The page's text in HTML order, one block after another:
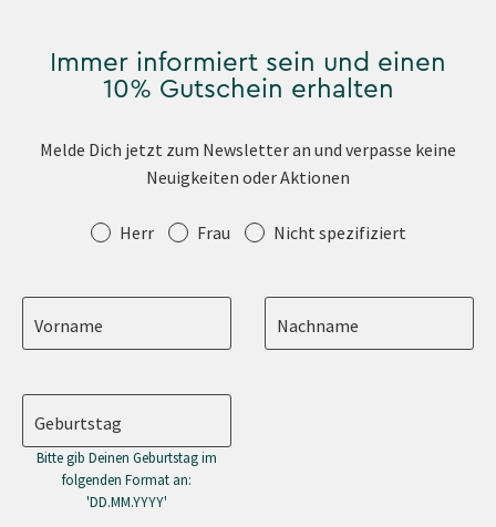
Immer informiert sein und einen
10% Gutschein erhalten
Melde Dich jetzt zum Newsletter an und verpasse keine
Neuigkeiten oder Aktionen
Anrede Herr Frau Nicht spezifiziert
Vorname Nachname
Geburtstag
Bitte gib Deinen Geburtstag im
folgenden Format an:
'DD.MM.YYYY'